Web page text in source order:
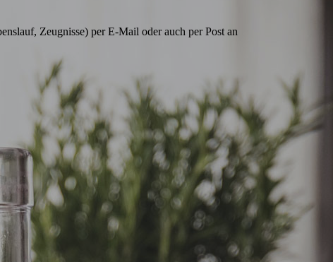
Zeugnisse) per E-Mail oder auch per Post an